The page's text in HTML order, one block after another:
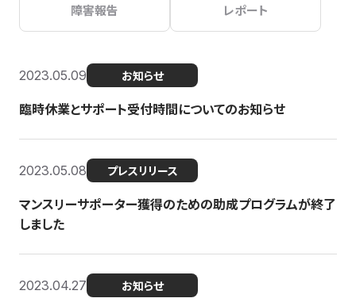
障害報告 レポート
2023.05.09 お知らせ
臨時休業とサポート受付時間についてのお知らせ
2023.05.08 プレスリリース
マンスリーサポーター獲得のための助成プログラムが終了
しました
2023.04.27 お知らせ